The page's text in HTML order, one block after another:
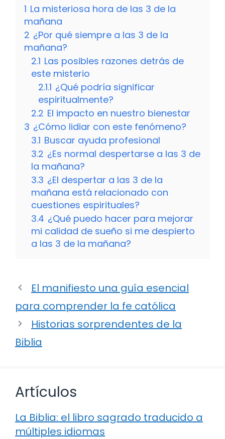
1 La misteriosa hora de las 3 de la
mañana
2 ¿Por qué siempre a las 3 de la
mañana?
2.1 Las posibles razones detrás de
este misterio
2.1.1 ¿Qué podría significar
espiritualmente?
2.2 El impacto en nuestro bienestar
3 ¿Cómo lidiar con este fenómeno?
3.1 Buscar ayuda profesional
3.2 ¿Es normal despertarse a las 3 de
la mañana?
3.3 ¿El despertar a las 3 de la
mañana está relacionado con
cuestiones espirituales?
3.4 ¿Qué puedo hacer para mejorar
mi calidad de sueño si me despierto
a las 3 de la mañana?
El manifiesto una guía esencial
para comprender la fe católica
Historias sorprendentes de la
Biblia
Artículos
La Biblia: el libro sagrado traducido a
múltiples idiomas